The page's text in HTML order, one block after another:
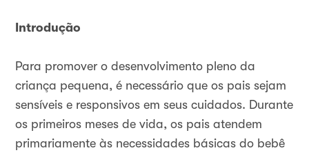
Introdução
Para promover o desenvolvimento pleno da
criança pequena, é necessário que os pais sejam
sensíveis e responsivos em seus cuidados. Durante
os primeiros meses de vida, os pais atendem
primariamente às necessidades básicas do bebê